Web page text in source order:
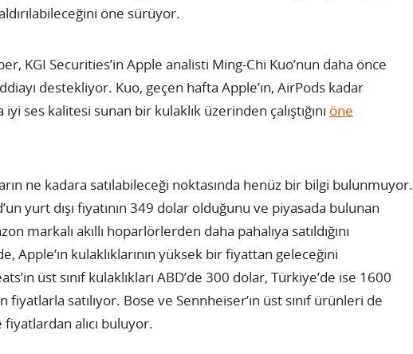
öne sürüyor.
KGI Securities’in Apple analisti Ming-Chi Kuo’nun daha önce
destekliyor. Kuo, geçen hafta Apple’ın, AirPods kadar
iyi ses kalitesi sunan bir kulaklık üzerinden çalıştığını öne
ne kadara satılabileceği noktasında henüz bir bilgi bulunmuyor.
yurt dışı fiyatının 349 dolar olduğunu ve piyasada bulunan
markalı akıllı hoparlörlerden daha pahalıya satıldığını
Apple’ın kulaklıklarının yüksek bir fiyattan geleceğini
üst sınıf kulaklıkları ABD’de 300 dolar, Türkiye’de ise 1600
fiyatlarla satılıyor. Bose ve Sennheiser’ın üst sınıf ürünleri de
alıcı buluyor.